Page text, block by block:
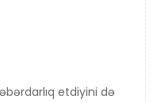
etdiyini də